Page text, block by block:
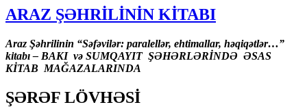
ARAZ ŞƏHRİLİNİN KİTABI
Araz Şəhrilinin “Səfəvilər: paralellər, ehtimallar, həqiqətlər…”
kitabı – BAKI və SUMQAYIT ŞƏHƏRLƏRİNDƏ ƏSAS
KİTAB MAĞAZALARINDA
ŞƏRƏF LÖVHƏSİ